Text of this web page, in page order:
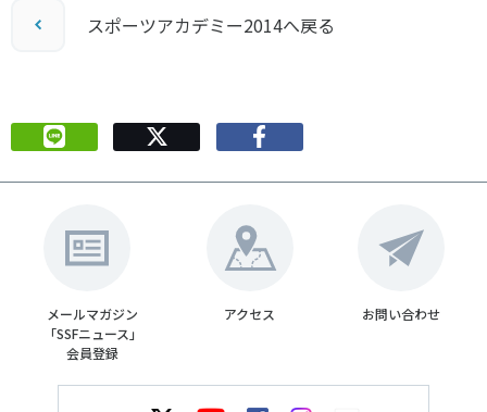
スポーツアカデミー2014へ戻る
メールマガジン
「SSFニュース」
会員登録
アクセス お問い合わせ